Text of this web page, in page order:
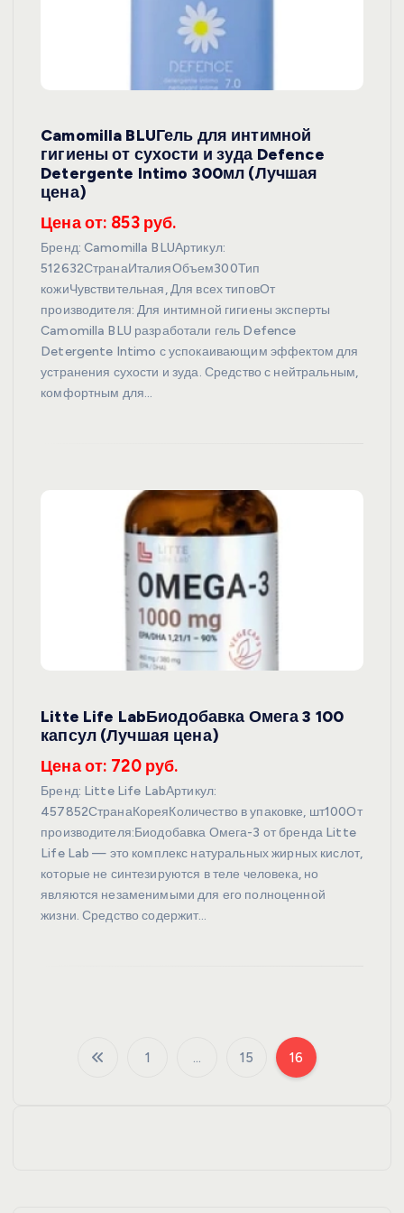
Camomilla BLUГель для интимной
гигиены от сухости и зуда Defence
Detergente Intimo 300мл (Лучшая
цена)
Цена от: 853 руб.
Бренд: Camomilla BLUАртикул:
512632СтранаИталияОбъем300Тип
кожиЧувствительная, Для всех типовОт
производителя: Для интимной гигиены эксперты
Camomilla BLU разработали гель Defence
Detergente Intimo с успокаивающим эффектом для
устранения сухости и зуда. Средство с нейтральным,
комфортным для…
Litte Life LabБиодобавка Омега 3 100
капсул (Лучшая цена)
Цена от: 720 руб.
Бренд: Litte Life LabАртикул:
457852СтранаКореяКоличество в упаковке, шт100От
производителя:Биодобавка Омега-3 от бренда Litte
Life Lab — это комплекс натуральных жирных кислот,
которые не синтезируются в теле человека, но
являются незаменимыми для его полноценной
жизни. Средство содержит…
П
1 … 15 16